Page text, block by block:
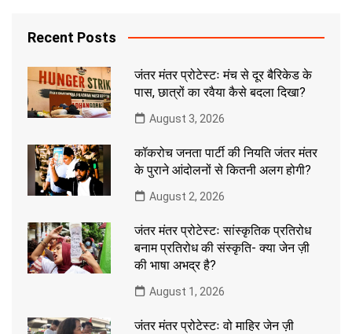
Recent Posts
जंतर मंतर प्रोटेस्टः मंच से दूर बैरिकेड के
पास, छात्रों का रवैया कैसे बदला दिखा?
August 3, 2026
कॉकरोच जनता पार्टी की नियति जंतर मंतर
के पुराने आंदोलनों से कितनी अलग होगी?
August 2, 2026
जंतर मंतर प्रोटेस्टः सांस्कृतिक प्रतिरोध
बनाम प्रतिरोध की संस्कृति- क्या जेन ज़ी
की भाषा अभद्र है?
August 1, 2026
जंतर मंतर प्रोटेस्टः वो माहिर जेन ज़ी